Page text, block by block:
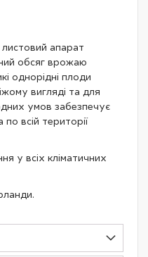
апарат
обсяг врожаю
однорідні плоди
вигляді та для
умов забезпечує
всій території
у всіх кліматичних